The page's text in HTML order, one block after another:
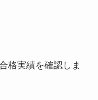
格実績を確認しま